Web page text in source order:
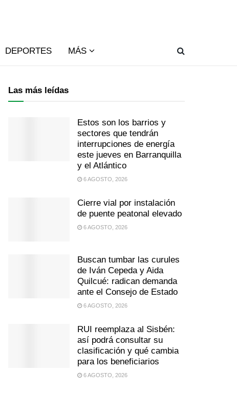
DEPORTES MÁS
Las más leídas
Estos son los barrios y
sectores que tendrán
interrupciones de energía
este jueves en Barranquilla
y el Atlántico
6 AGOSTO, 2026
Cierre vial por instalación
de puente peatonal elevado
6 AGOSTO, 2026
Buscan tumbar las curules
de Iván Cepeda y Aida
Quilcué: radican demanda
ante el Consejo de Estado
6 AGOSTO, 2026
RUI reemplaza al Sisbén:
así podrá consultar su
clasificación y qué cambia
para los beneficiarios
6 AGOSTO, 2026